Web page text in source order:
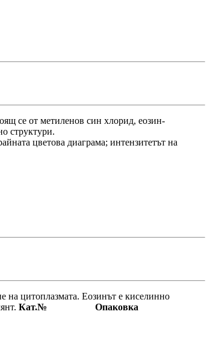
се от метиленов син хлорид, еозин-
структури.
цветова диаграма; интензитетът на
на цитоплазмата. Еозинът е киселинно
Кат.№ Опаковка